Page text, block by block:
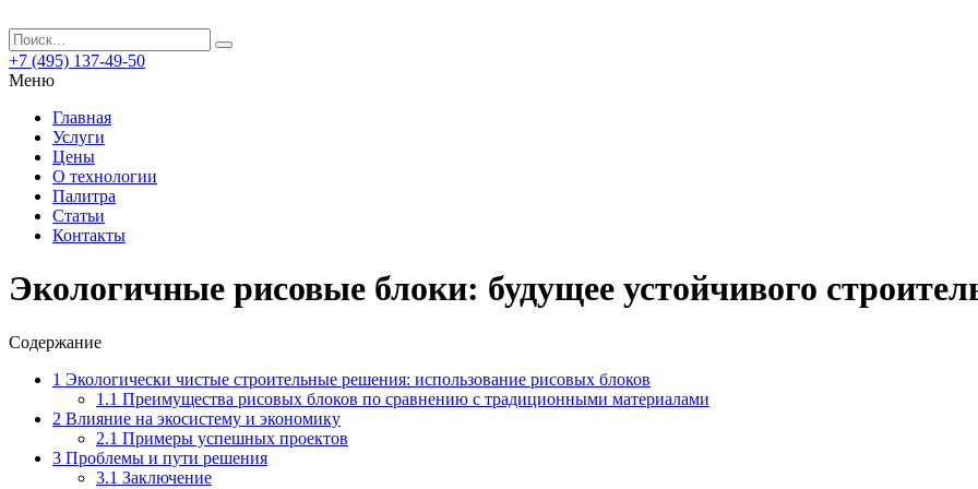
+7 (495) 137-49-50
Меню
Главная
Услуги
Цены
О технологии
Палитра
Статьи
Контакты
Экологичные рисовые блоки: будущее устойчивого
Содержание
1 Экологически чистые строительные решения: использование рисовых блоков
1.1 Преимущества рисовых блоков по сравнению с традиционными материалами
2 Влияние на экосистему и экономику
2.1 Примеры успешных проектов
3 Проблемы и пути решения
3.1 Заключение